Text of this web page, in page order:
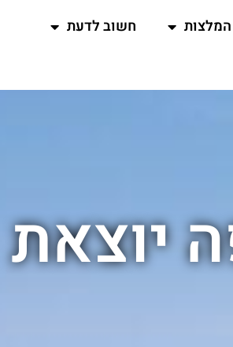
המלצות
חשוב לדעת
יוצאת